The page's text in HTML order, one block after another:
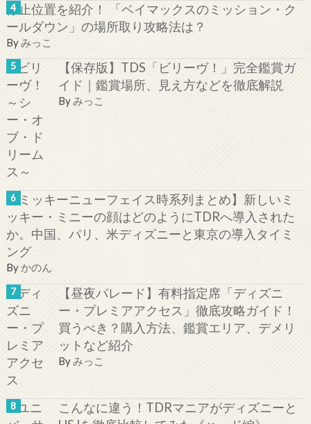
停止位置を紹介！ 「ベイマックスのミッション・ク
ールダウン」の場所取り攻略法は？
By みっこ
【保存版】TDS「ビリーヴ！」完全鑑賞ガ
イド｜鑑賞場所、見え方などを徹底解説
Byみっこ
【ミッキーニューフェイス時系列まとめ】新しいミ
ッキー・ミニーの顔はどのようにTDRへ導入された
か。中国、パリ、米ディズニーと東京の導入タイミ
ング
By かのん
【昼夜パレード】有料指定席「ディズニ
ー・プレミアアクセス」徹底攻略ガイド！
買うべき？購入方法、鑑賞エリア、デメリ
ットなど紹介
Byみっこ
こんなに違う！TDRマニアがディズニーと